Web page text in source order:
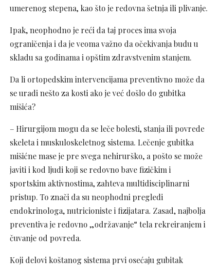
umerenog stepena, kao što je redovna šetnja ili plivanje.
Ipak, neophodno je reći da taj proces ima svoja
ograničenja i da je veoma važno da očekivanja budu u
skladu sa godinama i opštim zdravstvenim stanjem.
Da li ortopedskim intervencijama preventivno može da
se uradi nešto za kosti ako je već došlo do gubitka
mišića?
– Hirurgijom mogu da se leče bolesti, stanja ili povrede
skeleta i muskuloskeletnog sistema. Lečenje gubitka
mišićne mase je pre svega nehirurško, a pošto se može
javiti i kod ljudi koji se redovno bave fizičkim i
sportskim aktivnostima, zahteva multidisciplinarni
pristup. To znači da su neophodni pregledi
endokrinologa, nutricioniste i fizijatara. Zasad, najbolja
preventiva je redovno „održavanje“ tela rekreiranjem i
čuvanje od povreda.
Koji delovi koštanog sistema prvi osećaju gubitak